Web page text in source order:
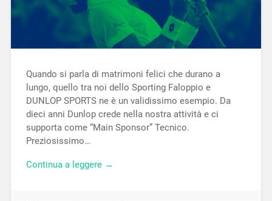
Quando si parla di matrimoni felici che durano a
lungo, quello tra noi dello Sporting Faloppio e
DUNLOP SPORTS ne è un validissimo esempio. Da
dieci anni Dunlop crede nella nostra attività e ci
supporta come “Main Sponsor” Tecnico.
Preziosissimo…
Continua a leggere →